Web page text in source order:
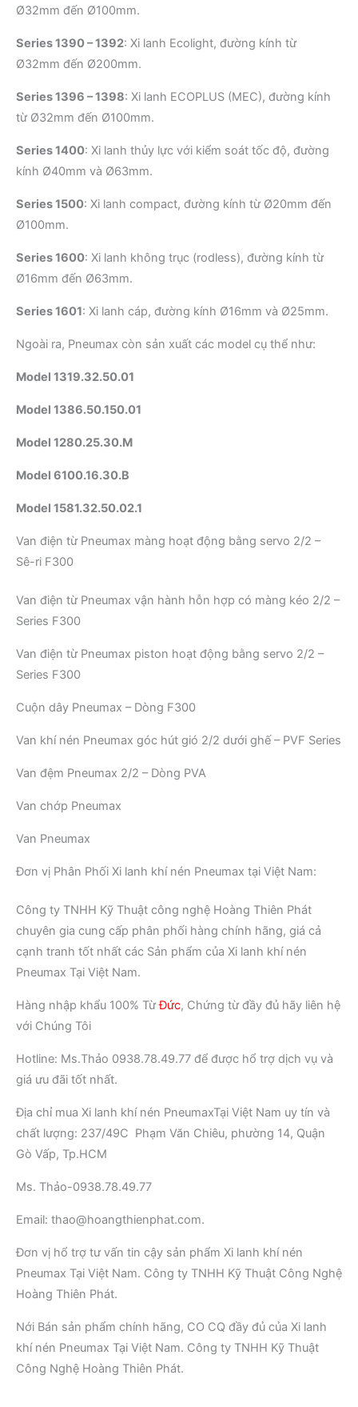
Ø32mm đến Ø100mm.
Series 1390 – 1392: Xi lanh Ecolight, đường kính từ
Ø32mm đến Ø200mm.
Series 1396 – 1398: Xi lanh ECOPLUS (MEC), đường kính
từ Ø32mm đến Ø100mm.
Series 1400: Xi lanh thủy lực với kiểm soát tốc độ, đường
kính Ø40mm và Ø63mm.
Series 1500: Xi lanh compact, đường kính từ Ø20mm đến
Ø100mm.
Series 1600: Xi lanh không trục (rodless), đường kính từ
Ø16mm đến Ø63mm.
Series 1601: Xi lanh cáp, đường kính Ø16mm và Ø25mm.
Ngoài ra, Pneumax còn sản xuất các model cụ thể như:
Model 1319.32.50.01
Model 1386.50.150.01
Model 1280.25.30.M
Model 6100.16.30.B
Model 1581.32.50.02.1
Van điện từ Pneumax màng hoạt động bằng servo 2/2 –
Sê-ri F300
Van điện từ Pneumax vận hành hỗn hợp có màng kéo 2/2 –
Series F300
Van điện từ Pneumax piston hoạt động bằng servo 2/2 –
Series F300
Cuộn dây Pneumax – Dòng F300
Van khí nén Pneumax góc hút gió 2/2 dưới ghế – PVF Series
Van đệm Pneumax 2/2 – Dòng PVA
Van chớp Pneumax
Van Pneumax
Đơn vị Phân Phối Xi lanh khí nén Pneumax tại Việt Nam:
Công ty TNHH Kỹ Thuật công nghệ Hoàng Thiên Phát
chuyên gia cung cấp phân phối hàng chính hãng, giá cả
cạnh tranh tốt nhất các Sản phẩm của Xi lanh khí nén
Pneumax Tại Việt Nam.
Hàng nhập khẩu 100% TừĐức, Chứng từ đầy đủ hãy liên hệ
với Chúng Tôi
Hotline: Ms.Thảo 0938.78.49.77 để được hổ trợ dịch vụ và
giá ưu đãi tốt nhất.
Địa chỉ mua Xi lanh khí nén PneumaxTại Việt Nam uy tín và
chất lượng: 237/49C Phạm Văn Chiêu, phường 14, Quận
Gò Vấp, Tp.HCM
Ms. Thảo-0938.78.49.77
Email: thao@hoangthienphat.com.
Đơn vị hổ trợ tư vấn tin cậy sản phẩm Xi lanh khí nén
Pneumax Tại Việt Nam. Công ty TNHH Kỹ Thuật Công Nghệ
Hoàng Thiên Phát.
Nới Bán sản phẩm chính hãng, CO CQ đầy đủ của Xi lanh
khí nén Pneumax Tại Việt Nam. Công ty TNHH Kỹ Thuật
Công Nghệ Hoàng Thiên Phát.